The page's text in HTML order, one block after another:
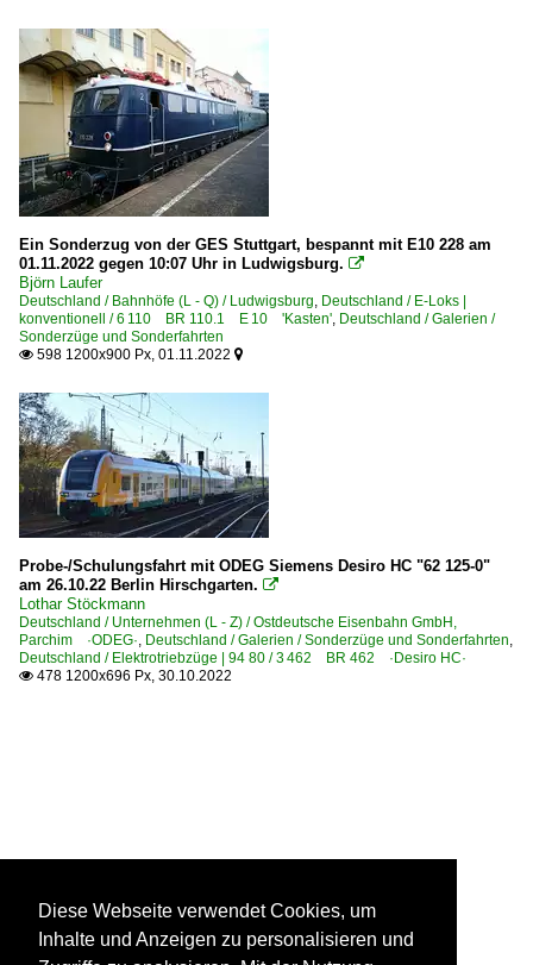
Ein Sonderzug von der GES Stuttgart, bespannt mit E10 228 am
01.11.2022 gegen 10:07 Uhr in Ludwigsburg. 
Björn Laufer
Deutschland / Bahnhöfe (L - Q) / Ludwigsburg, Deutschland / E-Loks |
konventionell / 6 110 BR 110.1 E 10 'Kasten', Deutschland / Galerien /
Sonderzüge und Sonderfahrten
 598 1200x900 Px, 01.11.2022 
Probe-/Schulungsfahrt mit ODEG Siemens Desiro HC "62 125-0"
am 26.10.22 Berlin Hirschgarten. 
Lothar Stöckmann
Deutschland / Unternehmen (L - Z) / Ostdeutsche Eisenbahn GmbH,
Parchim ·ODEG·, Deutschland / Galerien / Sonderzüge und Sonderfahrten,
Deutschland / Elektrotriebzüge | 94 80 / 3 462 BR 462 ·Desiro HC·
 478 1200x696 Px, 30.10.2022
Diese Webseite verwendet Cookies, um
Inhalte und Anzeigen zu personalisieren und